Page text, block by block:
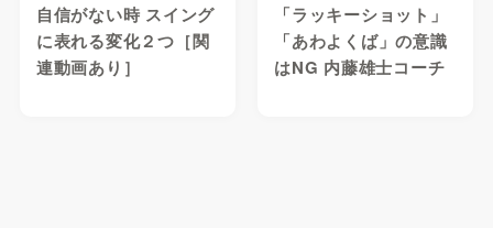
自信がない時 スイング
に表れる変化２つ［関
連動画あり］
「ラッキーショット」
「あわよくば」の意識
はNG 内藤雄士コーチ